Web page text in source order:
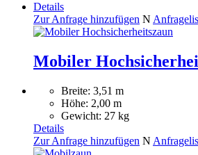
Details
Zur Anfrage hinzufügen N
Mobiler
Breite: 3,51 m
Höhe: 2,00 m
Gewicht: 27 kg
Details
Zur Anfrage hinzufügen N